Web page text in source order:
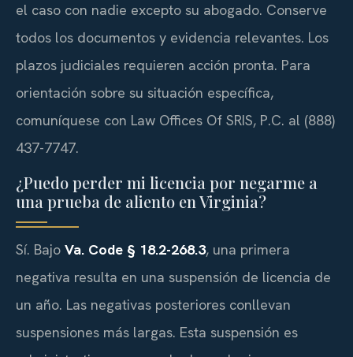
el caso con nadie excepto su abogado. Conserve
todos los documentos y evidencia relevantes. Los
plazos judiciales requieren acción pronta. Para
orientación sobre su situación específica,
comuníquese con Law Offices Of SRIS, P.C. al (888)
437-7747.
¿Puedo perder mi licencia por negarme a
una prueba de aliento en Virginia?
Sí. Bajo Va. Code § 18.2-268.3, una primera
negativa resulta en una suspensión de licencia de
un año. Las negativas posteriores conllevan
suspensiones más largas. Esta suspensión es